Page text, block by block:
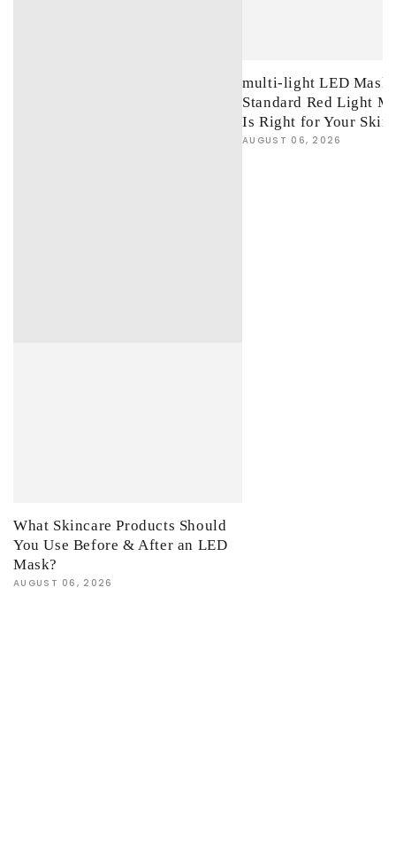
What Skincare Products Should
You Use Before & After an LED
Mask?
AUGUST 06, 2026
multi-light LED Mask
Standard Red Light
Is Right for Your
AUGUST 06, 2026